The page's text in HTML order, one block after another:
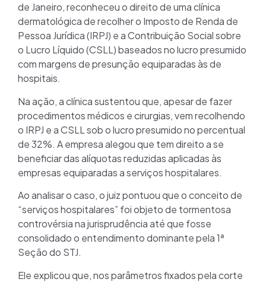
de Janeiro, reconheceu o direito de uma clínica
dermatológica de recolher o Imposto de Renda de
Pessoa Jurídica (IRPJ) e a Contribuição Social sobre
o Lucro Líquido (CSLL) baseados no lucro presumido
com margens de presunção equiparadas às de
hospitais.
Na ação, a clínica sustentou que, apesar de fazer
procedimentos médicos e cirurgias, vem recolhendo
o IRPJ e a CSLL sob o lucro presumido no percentual
de 32%. A empresa alegou que tem direito a se
beneficiar das alíquotas reduzidas aplicadas às
empresas equiparadas a serviços hospitalares.
Ao analisar o caso, o juiz pontuou que o conceito de
“serviços hospitalares” foi objeto de tormentosa
controvérsia na jurisprudência até que fosse
consolidado o entendimento dominante pela 1ª
Seção do STJ.
Ele explicou que, nos parâmetros fixados pela corte